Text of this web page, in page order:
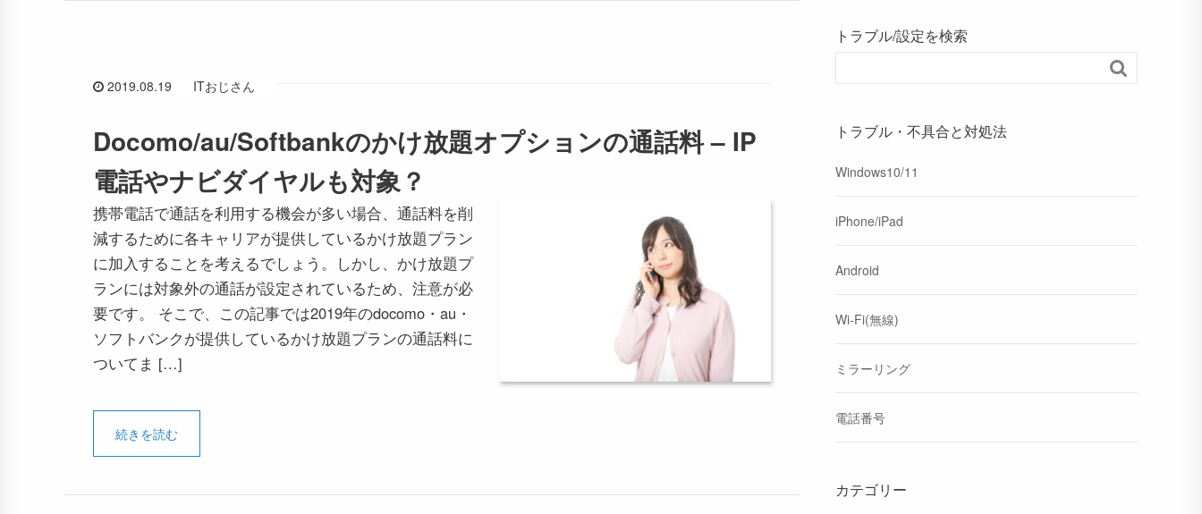
2019.08.19 ITおじさん
Docomo/au/Softbankのかけ放題オプションの通話料 – IP
電話やナビダイヤルも対象？
携帯電話で通話を利用する機会が多い場合、通話料を削
減するために各キャリアが提供しているかけ放題プラン
に加入することを考えるでしょう。しかし、かけ放題プ
ランには対象外の通話が設定されているため、注意が必
要です。 そこで、この記事では2019年のdocomo・au・
ソフトバンクが提供しているかけ放題プランの通話料に
ついてま […]
続きを読む
トラブル/設定を検索

トラブル・不具合と対処法
Windows10/11
iPhone/iPad
Android
Wi-Fi(無線)
ミラーリング
電話番号
カテゴリー